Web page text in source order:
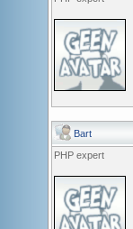
Bart
PHP expert